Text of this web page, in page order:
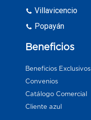
Villavicencio
Popayán
Beneficios
Beneficios Exclusivos
Convenios
Catálogo Comercial
Cliente azul